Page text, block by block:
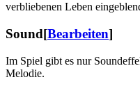
verbliebenen Leben
Sound[Bearbeiten]
Im Spiel gibt es nur
Melodie.